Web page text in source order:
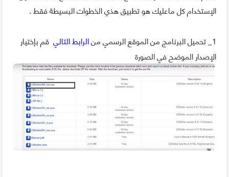
الإستخدام كل ماعليك هو تطبيق هذي الخطوات البسيطة فقط .
1_ تحميل البرنامج من الموقع الرسمي من
الرابط التالي قم بإختيار
الإصدار الموضح في الصورة